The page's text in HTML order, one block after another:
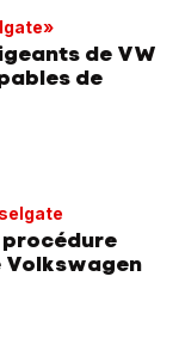
de VW
de
procédure
Volkswagen